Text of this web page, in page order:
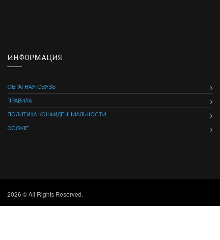
ИНФОРМАЦИЯ
ОБРАТНАЯ СВЯЗЬ
ПРАВИЛА
ПОЛИТИКА КОНФИДЕНЦИАЛЬНОСТИ
COOKIE
2026 © All Rights Reserved.